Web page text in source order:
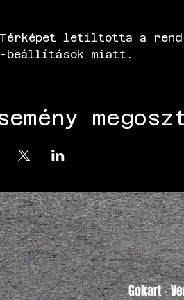
Térképet letiltotta a
beállítások miatt.
Gokart -